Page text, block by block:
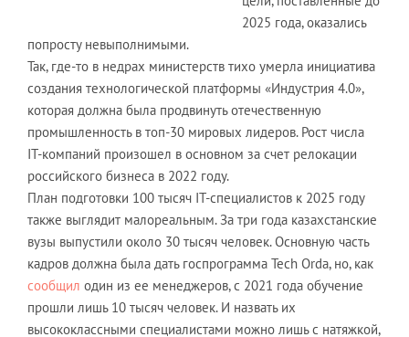
2025 года, оказались
попросту невыполнимыми.
Так, где-то в недрах министерств тихо умерла инициатива
создания технологической платформы «Индустрия 4.0»,
которая должна была продвинуть отечественную
промышленность в топ-30 мировых лидеров. Рост числа
IT-компаний произошел в основном за счет релокации
российского бизнеса в 2022 году.
План подготовки 100 тысяч IT-специалистов к 2025 году
также выглядит малореальным. За три года казахстанские
вузы выпустили около 30 тысяч человек. Основную часть
кадров должна была дать госпрограмма Tech Orda, но, как
сообщил один из ее менеджеров, с 2021 года обучение
прошли лишь 10 тысяч человек. И назвать их
высококлассными специалистами можно лишь с натяжкой,